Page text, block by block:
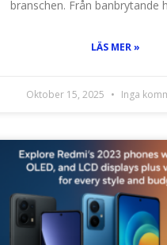
branschen. Från banbrytande
LÄS MER »
Oktober 15, 2025 Inga